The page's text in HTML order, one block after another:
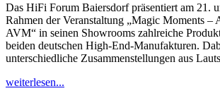
Das HiFi Forum Baiersdorf präsentiert am 21.
Rahmen der Veranstaltung „Magic Moments –
AVM“ in seinen Showrooms zahlreiche
beiden deutschen High-End-Manufakturen.
unterschiedliche Zusammenstellungen aus
weiterlesen...